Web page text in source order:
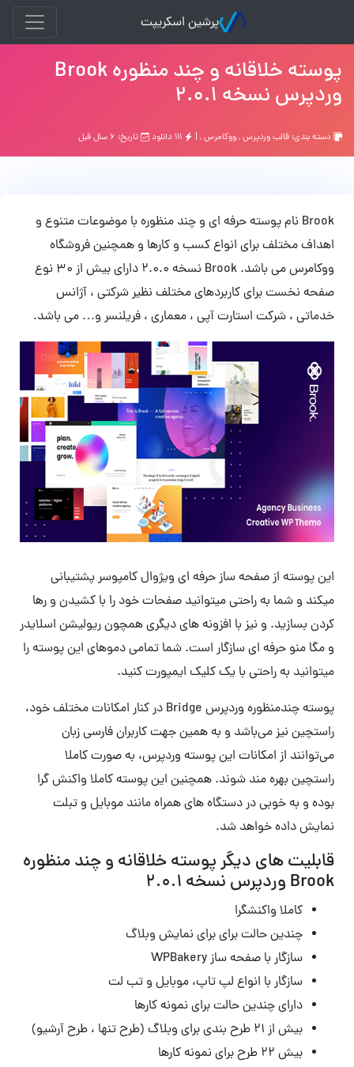
پرشین اسکریپت
پوسته خلاقانه و چند منظوره Brook
وردپرس نسخه 2.0.1
دسته بندی: قالب وردپرس,ووکامرس, | تاریخ: ۶ سال قبل
Brook نام پوسته حرفه ای و چند منظوره با موضوعات متنوع و
اهداف مختلف برای انواع کسب و کارها و همچنین فروشگاه
ووکامرس می باشد. Brook نسخه 2.0.0 دارای بیش از 30 نوع
صفحه نخست برای کاربردهای مختلف نظیر شرکتی ، آژانس
خدماتی ، شرکت استارت آپی ، معماری ، فریلنسر و… می باشد.
این پوسته از صفحه ساز حرفه ای ویژوال کامپوسر پشتیبانی
میکند و شما به راحتی میتوانید صفحات خود را با کشیدن و رها
کردن بسازید. و نیز با افزونه های دیگری همچون ریولیشن اسلایدر
و مگا منو حرفه ای سازگار است. شما تمامی دموهای این پوسته را
میتوانید به راحتی با یک کلیک ایمپورت کنید.
پوسته چندمنظوره وردپرس Bridge در کنار امکانات مختلف خود،
راستچین نیز می‌باشد و به همین جهت کاربران فارسی زبان
می‌توانند از امکانات این پوسته وردپرس، به صورت کاملا
راستچین بهره مند شوند. همچنین این پوسته کاملا واکنش گرا
بوده و به خوبی در دستگاه های همراه مانند موبایل و تبلت
نمایش داده خواهد شد.
قابلیت های دیگر پوسته خلاقانه و چند منظوره
Brook وردپرس نسخه 2.0.1
کاملا واکنشگرا
چندین حالت برای برای نمایش وبلاگ
سازگار با صفحه ساز WPBakery
سازگار با انواع لپ تاپ، موبایل و تب لت
دارای چندین حالت برای نمونه کارها
بیش از ۲۱ طرح بندی برای وبلاگ (طرح تنها ، طرح آرشیو)
بیش ۲۲ طرح برای نمونه کارها